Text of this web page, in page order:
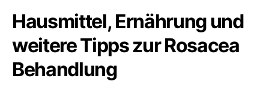
Hausmittel, Ernährung und
weitere Tipps zur Rosacea
Behandlung